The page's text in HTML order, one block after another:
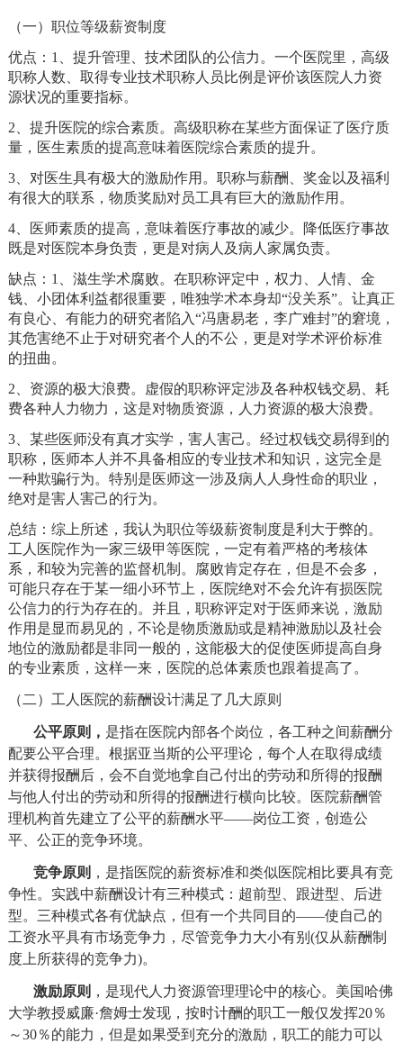
（一）职位等级薪资制度
优点： 1 提升管理、技术团队的公信力。一个医院里，高级
职称人数、取得专业技术职称人员比例是评价该医院 人力资
源状况的重要指标。
2 、提升医院的综合素质。高级职称在某些方面保证了医疗质
量，医生素质的提高意味着医院综合素质的提升。
3、对医生具有极大的激励作用。职称与薪酬、奖金以及福利
有很大的联系，物质奖励对员工具有巨大的激励作用。
4、医师素质的提高，意味着医疗事故的减少。降低医疗事故
既是对医院本身负责，更是对病人及病人家属负责。
缺点： 1 、滋生学术腐败。 在职称评定中，权力、人情、金
钱、小团体利益都很重要，唯独学术本身却“没关系”。让真正
有良心、有能力的研究者陷入“冯唐易老，李广难封”的窘境，
其危害绝不止于对研究者个人的不公，更是对学术评价标准
的扭曲。
2 、资源的极大浪费。虚假的职称评定涉及各种权钱交易、耗
费各种人力物力，这是对物质资源，人力资源的极大浪费。
3、某些医师没有真才实学，害人害己。经过权钱交易得到的
职称，医师本人并不具备相应的专业技术和知识，这完全是
一种欺骗行为。特别是医师这一涉及病人人身性命的职业，
绝对是害人害己的行为。
总结：综上所述，我认为职位等级薪资制度是利大于弊的。
工人医院作为一家三级甲等医院，一定有着严格的考核体
系，和较为完善的监督机制。腐败肯定存在，但是不会多，
可能只存在于某一细小环节上，医院绝对不会允许有损医院
公信力的行为存在的。并且，职称评定对于医师来说，激励
作用是显而易见的，不论是物质激励或是精神激励以及社会
地位的激励都是非同一般的，这能极大的促使医师提高自身
的专业素质，这样一来，医院的总体素质也跟着提高了。
（二）工人医院的薪酬设计满足了几大原则
公平原则， 是指在医院内部各个岗位，各工种之间薪酬分
配要公平合理。根据亚当斯的公平理论，每个人在取得成绩
并获得报酬后，会不自觉地拿自己付出的劳动和所得的报酬
与他人付出的劳动和所得的报酬进行横向比较。医院薪酬管
理机构首先建立了公平的薪酬水平——岗位工资，创造公
平、公正的竞争环境。
竞争原则 ，是指医院的薪资标准和类似医院相比要具有竞
争性。实践中薪酬设计有三种模式：超前型、跟进型、后进
型。三种模式各有优缺点，但有一个共同目的——使自己的
工资水平具有市场竞争力，尽管竞争力大小有别 (仅从薪酬制
度上所获得的竞争力)。
激励原则 ，是现代人力资源管理理论中的核心。美国哈佛
大学教授威廉·詹姆士发现，按时计酬的职工一般仅发挥20％
～30％的能力，但是如果受到充分的激励，职工的能力可以